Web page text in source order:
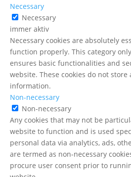
Necessary
Necessary
immer aktiv
Necessary cookies are absolutely
function properly. This category
ensures basic functionalities and
website. These cookies do not store
information.
Non-necessary
Non-necessary
Any cookies that may not be
website to function and is used
personal data via analytics, ads,
are termed as non-necessary
procure user consent prior to